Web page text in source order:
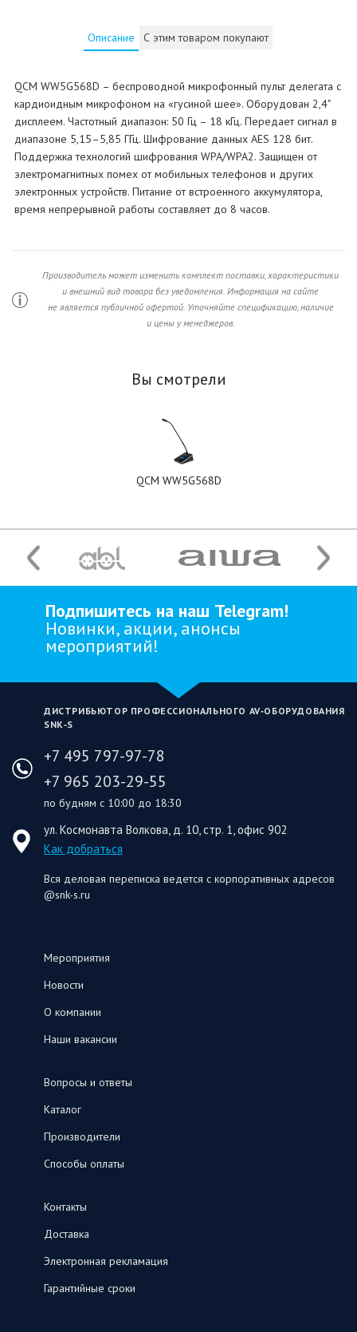
Описание С этим товаром покупают
QCM WW5G568D – беспроводной микрофонный пульт делегата с
кардиоидным микрофоном на «гусиной шее». Оборудован 2,4"
дисплеем. Частотный диапазон: 50 Гц – 18 кГц. Передает сигнал в
диапазоне 5,15–5,85 ГГц. Шифрование данных AES 128 бит.
Поддержка технологий шифрования WPA/WPA2. Защищен от
электромагнитных помех от мобильных телефонов и других
электронных устройств. Питание от встроенного аккумулятора,
время непрерывной работы составляет до 8 часов.
Производитель может изменить комплект поставки, характеристики
и внешний вид товара без уведомления. Информация на сайте
не является публичной офертой. Уточняйте спецификацию, наличие
и цены у менеджеров.
Вы смотрели
QCM WW5G568D
Подпишитесь на наш Telegram!
Новинки, акции, анонсы
мероприятий!
ДИСТРИБЬЮТОР ПРОФЕССИОНАЛЬНОГО AV‑ОБОРУДОВАНИЯ
SNK‑S
+7 495 797-97-78
+7 965 203-29-55
по будням с 10:00 до 18:30
ул. Космонавта Волкова, д. 10, стр. 1, офис 902
Как добраться
Вся деловая переписка ведется с корпоративных адресов
@snk-s.ru
Мероприятия
Новости
О компании
Наши вакансии
Вопросы и ответы
Каталог
Производители
Способы оплаты
Контакты
Доставка
Электронная рекламация
Гарантийные сроки